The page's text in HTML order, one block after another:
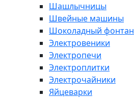
Шашлычницы
Швейные машины
Шоколадный фонтан
Электровеники
Электропечи
Электроплитки
Электрочайники
Яйцеварки